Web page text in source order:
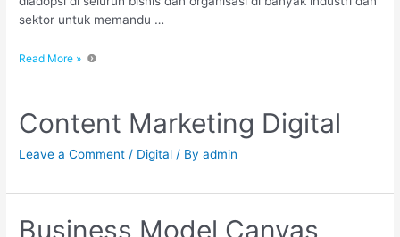
sektor untuk memandu …
Read More »
Content Marketing Digital
Leave a Comment / Digital / Byadmin
Business Model Canvas